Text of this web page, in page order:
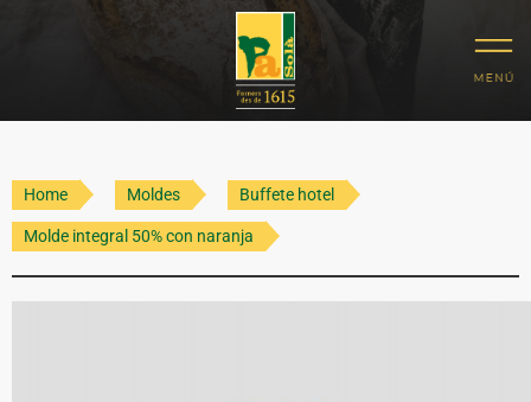
Home Moldes Buffete hotel
Molde integral 50% con naranja